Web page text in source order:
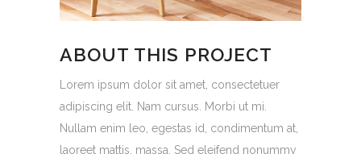
ABOUT THIS PROJECT
Lorem ipsum dolor sit amet, consectetuer
adipiscing elit. Nam cursus. Morbi ut mi.
Nullam enim leo, egestas id, condimentum at,
laoreet mattis, massa. Sed eleifend nonummy